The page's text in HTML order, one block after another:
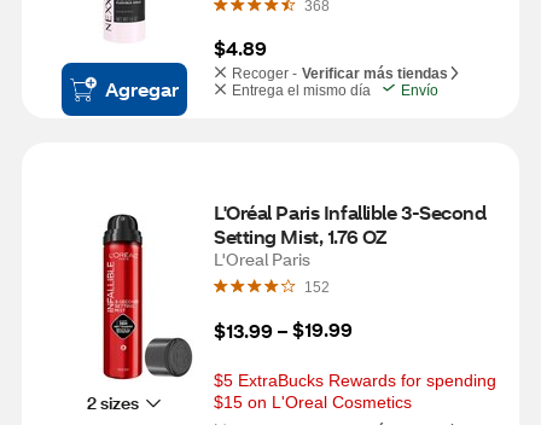
Agregar
368
$4.89
Recoger - Verificar más tiendas
Entrega el mismo día
Envío
2 sizes
L'Oréal Paris Infallible 3-Second
Setting Mist, 1.76 OZ
L'Oreal Paris
152
$13.99 – $19.99
$5 ExtraBucks Rewards for spending
$15 on L'Oreal Cosmetics